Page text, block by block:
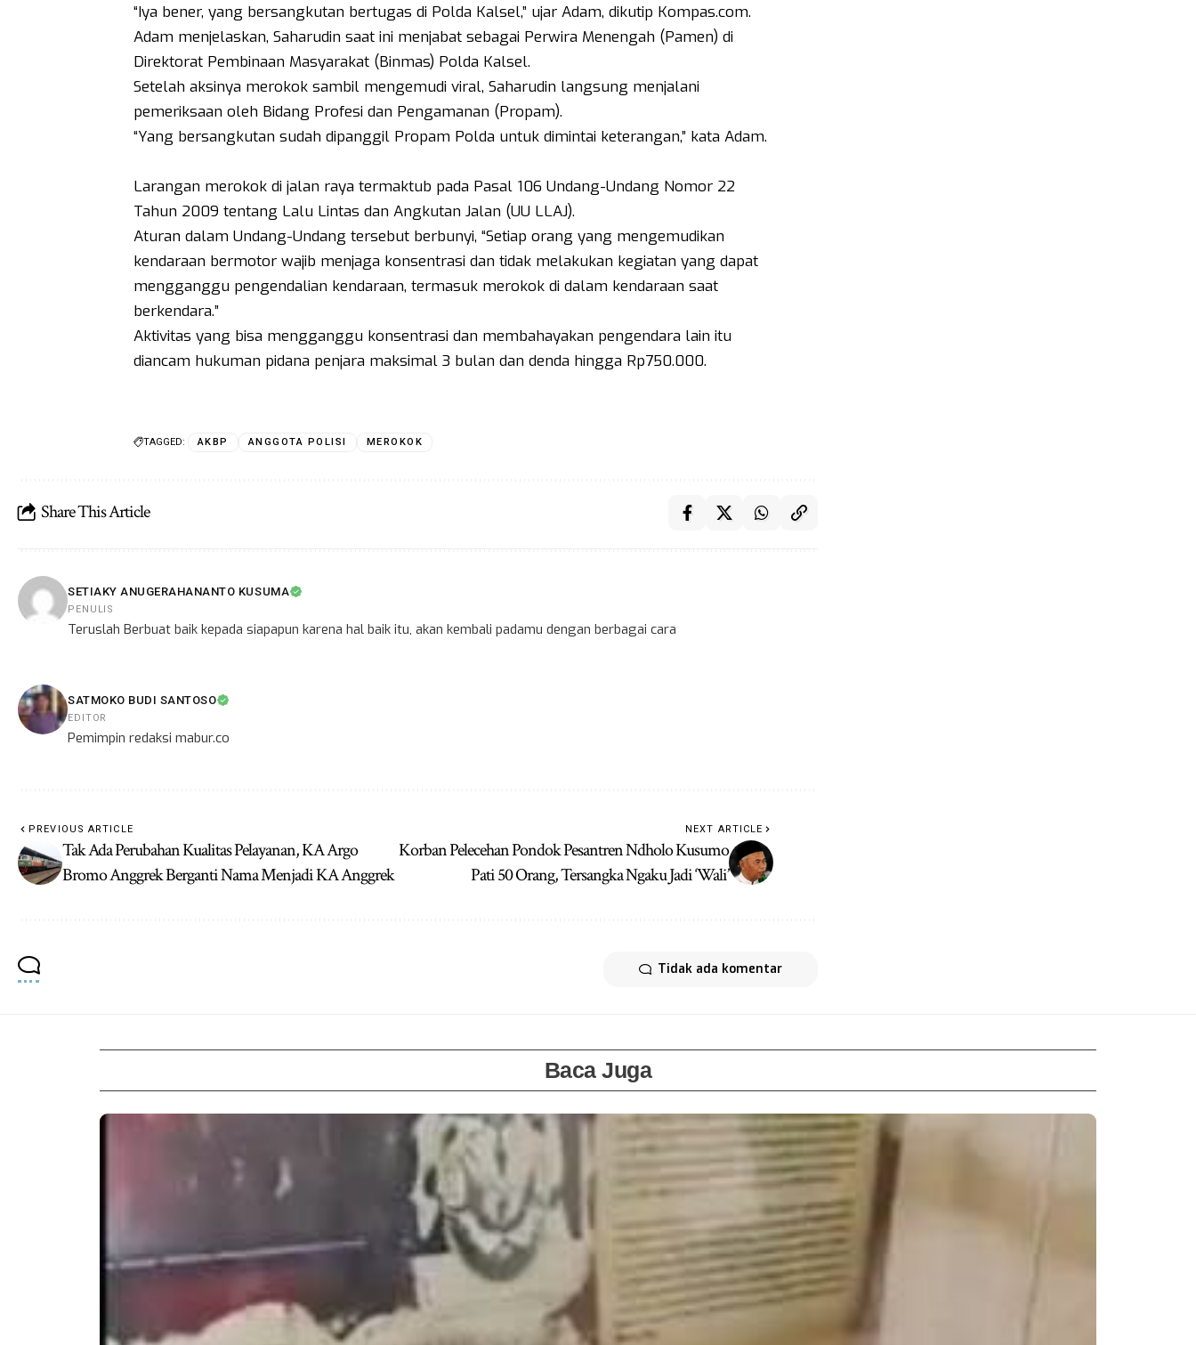
“Iya bener, yang bersangkutan bertugas di Polda Kalsel,” ujar Adam, dikutip Kompas.com.
Adam menjelaskan, Saharudin saat ini menjabat sebagai Perwira Menengah (Pamen) di
Direktorat Pembinaan Masyarakat (Binmas) Polda Kalsel.
Setelah aksinya merokok sambil mengemudi viral, Saharudin langsung menjalani
pemeriksaan oleh Bidang Profesi dan Pengamanan (Propam).
“Yang bersangkutan sudah dipanggil Propam Polda untuk dimintai keterangan,” kata Adam.
Larangan merokok di jalan raya termaktub pada Pasal 106 Undang-Undang Nomor 22
Tahun 2009 tentang Lalu Lintas dan Angkutan Jalan (UU LLAJ).
Aturan dalam Undang-Undang tersebut berbunyi, “Setiap orang yang mengemudikan
kendaraan bermotor wajib menjaga konsentrasi dan tidak melakukan kegiatan yang dapat
mengganggu pengendalian kendaraan, termasuk merokok di dalam kendaraan saat
berkendara.”
Aktivitas yang bisa mengganggu konsentrasi dan membahayakan pengendara lain itu
diancam hukuman pidana penjara maksimal 3 bulan dan denda hingga Rp750.000.
TAGGED: AKBP ANGGOTA POLISI MEROKOK
Share This Article
SETIAKY ANUGERAHANANTO KUSUMA
PENULIS
Teruslah Berbuat baik kepada siapapun karena hal baik itu, akan kembali padamu dengan berbagai cara
SATMOKO BUDI SANTOSO
EDITOR
Pemimpin redaksi mabur.co
PREVIOUS ARTICLE
Tak Ada Perubahan Kualitas Pelayanan, KA Argo
Bromo Anggrek Berganti Nama Menjadi KA Anggrek
NEXT ARTICLE
Korban Pelecehan Pondok Pesantren Ndholo Kusumo
Pati 50 Orang, Tersangka Ngaku Jadi ‘Wali’
Tidak ada komentar
Baca Juga